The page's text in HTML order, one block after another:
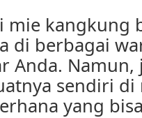
kangkung
di berbagai
Anda.
sendiri
yang